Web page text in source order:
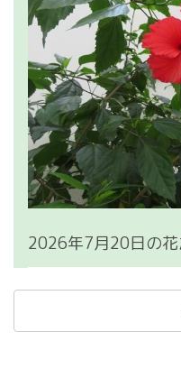
2026年7月20日の花